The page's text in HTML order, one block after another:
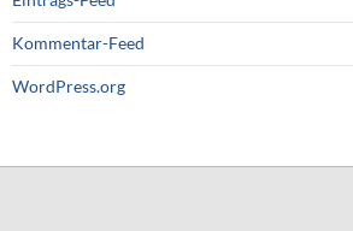
Kommentar-Feed
WordPress.org